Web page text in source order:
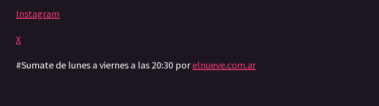
Instagram
X
#Sumate de lunes a viernes a las 20:30 porelnueve.com.ar